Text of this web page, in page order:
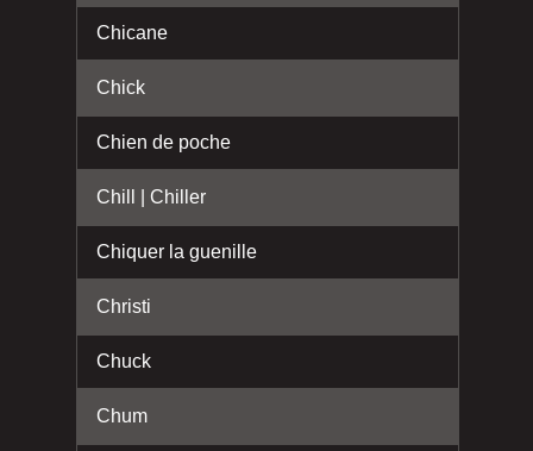
Chicane
Chick
Chien de poche
Chill | Chiller
Chiquer la guenille
Christi
Chuck
Chum